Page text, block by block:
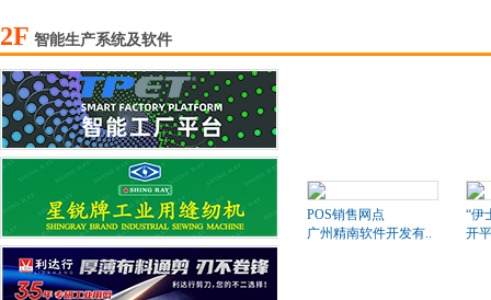
2F 智能生产系统及软件
POS销售网点
广州精南软件开发有..
“伊
开